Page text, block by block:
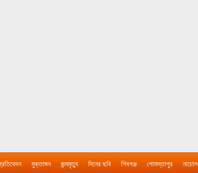
মুক্তাঙ্গন জন্মমৃত্যু দিনের ছবি শিবগঞ্জ গোমস্তাপুর নাচোল